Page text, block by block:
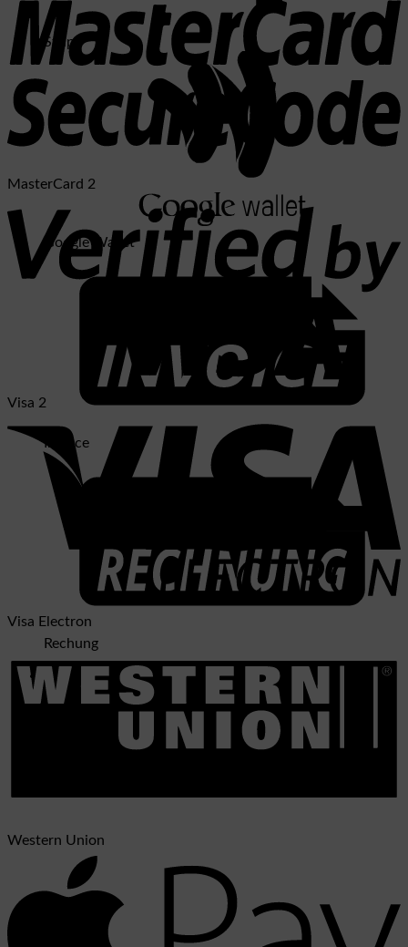
Stripe
Google Wallet
Invoice
Rechung
MasterCard 2
Visa 2
Visa Electron
Western Union